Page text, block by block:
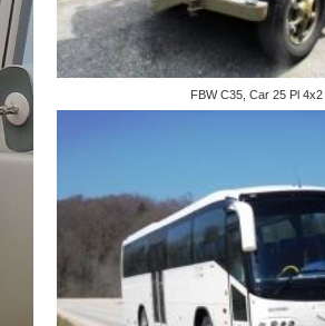
FBW C35, Car 25 Pl 4x2